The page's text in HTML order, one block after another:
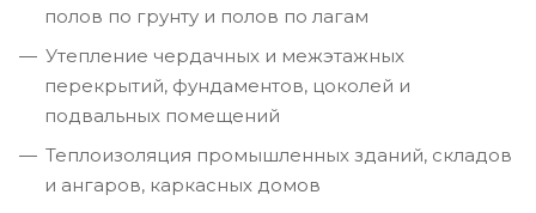
полов по грунту и полов по лагам
Утепление чердачных и межэтажных
перекрытий, фундаментов, цоколей и
подвальных помещений
Теплоизоляция промышленных зданий, складов
и ангаров, каркасных домов